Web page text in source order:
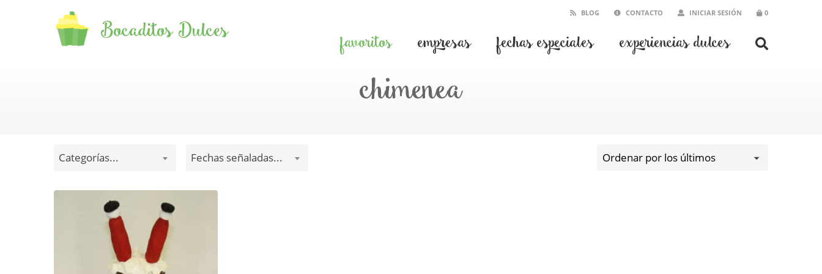
Bocaditos Dulces
BLOG CONTACTO INICIAR SESIÓN 0
favoritos empresas fechas especiales experiencias dulces
chimenea
Categorías... Fechas señaladas...